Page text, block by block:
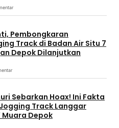
Pembongkaran
Track di Badan Air Situ 7
Depok Dilanjutkan
Sebarkan Hoax! Ini Fakta
Track Langgar
Depok